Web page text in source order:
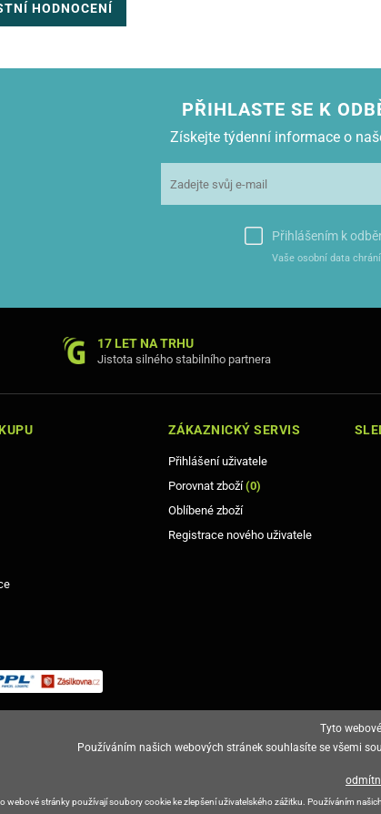
HODNOCENÍ
PŘIHLASTE SE K
Získejte týdenní informace o
Přihlášením k
Vaše osobní data
17 LET NA TRHU
Jistota silného stabilního partnera
ZÁKAZNICKÝ SERVIS
Přihlášení uživatele
Porovnat zboží(0)
Oblíbené zboží
Registrace nového uživatele
Tyto
Používáním našich webových stránek souhlasíte se všemi
webové stránky používají soubory cookie ke zlepšení uživatelského zážitku. Používáním